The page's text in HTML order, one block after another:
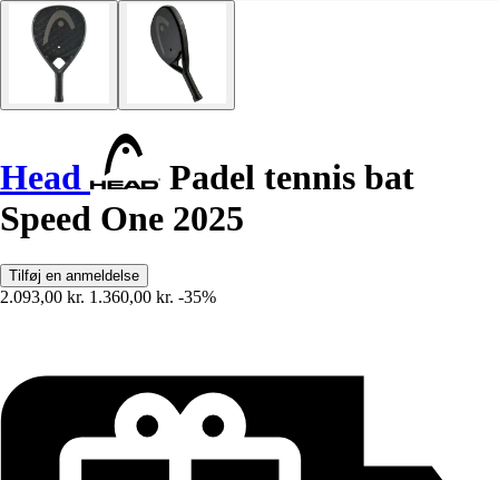
Head
Padel tennis bat
Speed One 2025
Tilføj en anmeldelse
2.093,00 kr. 1.360,00 kr. -35%